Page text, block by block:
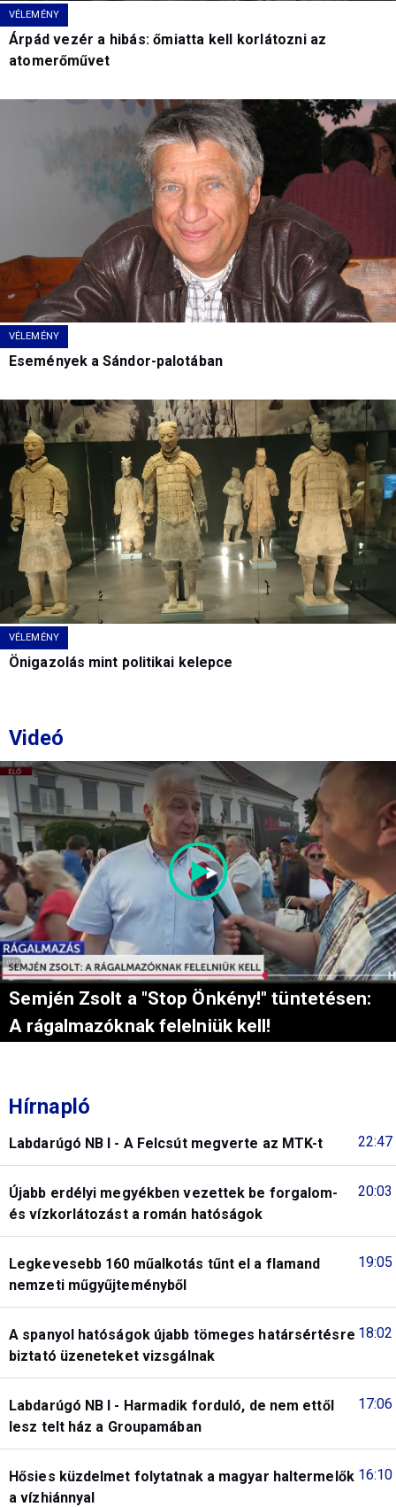
VÉLEMÉNY
Árpád vezér a hibás: őmiatta kell korlátozni az
atomerőművet
VÉLEMÉNY
Események a Sándor-palotában
VÉLEMÉNY
Önigazolás mint politikai kelepce
Videó
Semjén Zsolt a "Stop Önkény!" tüntetésen:
A rágalmazóknak felelniük kell!
Hírnapló
22:47
Labdarúgó NB I - A Felcsút megverte az MTK-t
20:03
Újabb erdélyi megyékben vezettek be forgalom-
és vízkorlátozást a román hatóságok
19:05
Legkevesebb 160 műalkotás tűnt el a flamand
nemzeti műgyűjteményből
18:02
A spanyol hatóságok újabb tömeges határsértésre
biztató üzeneteket vizsgálnak
17:06
Labdarúgó NB I - Harmadik forduló, de nem ettől
lesz telt ház a Groupamában
16:10
Hősies küzdelmet folytatnak a magyar haltermelők
a vízhiánnyal